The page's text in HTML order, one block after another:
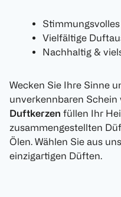
Vielfältige
Nachhaltig &
Wecken Sie Ihre Sinne
unverkennbaren Schein
Duftkerzen füllen Ihr
zusammengestellten
Ölen. Wählen Sie aus
einzigartigen Düften.